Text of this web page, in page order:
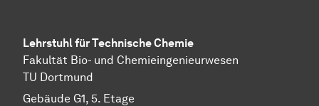
Lehrstuhl für Technische Chemie
Fakultät Bio- und Chemieingenieurwesen
TU Dortmund
Gebäude G1, 5. Etage